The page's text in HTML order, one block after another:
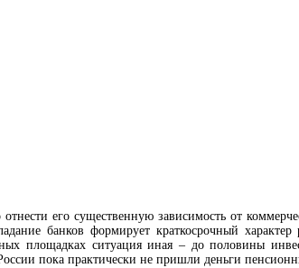
отнести его существенную зависимость от
банков формирует краткосрочный
площадках ситуация иная – до половины
пока практически не пришли деньги